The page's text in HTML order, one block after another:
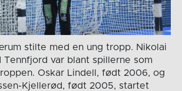
stilte med en ung tropp. Nikolai
var blant spillerne som
Oskar Lindell, født 2006, og
Kjellerød, født 2005, startet